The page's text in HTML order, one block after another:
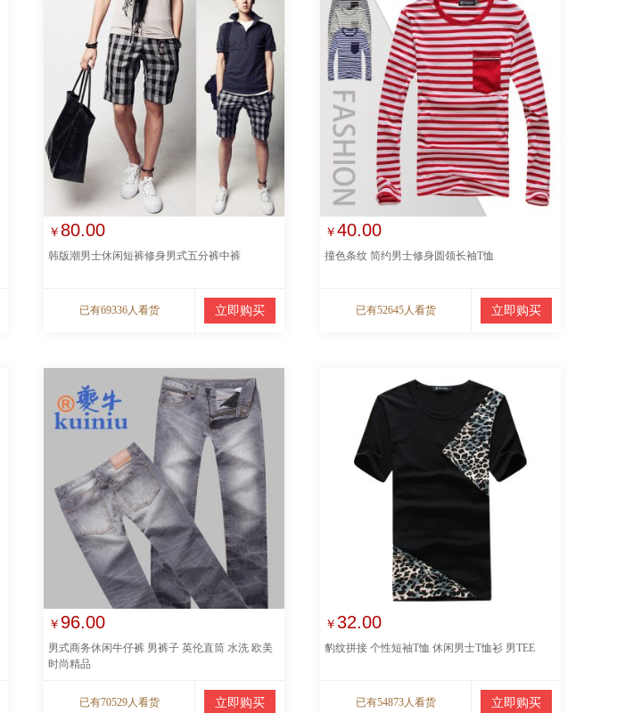
￥ 80.00
韩版潮男士休闲短裤修身男式五分裤中裤
已有69336人看货 立即购买
￥40.00
撞色条纹 简约男士修身圆领长袖T恤
已有52645人看货 立即购买
￥ 96.00
男式商务休闲牛仔裤 男裤子 英伦直筒 水洗 欧美
时尚精品
已有70529人看货 立即购买
￥32.00
豹纹拼接 个性短袖T恤 休闲男士T恤衫 男TEE
已有54873人看货 立即购买